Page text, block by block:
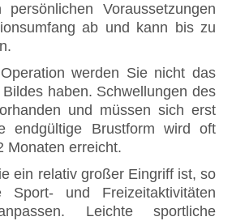
Voraussetzungen
ab und kann bis zu
werden Sie nicht das
haben. Schwellungen des
und müssen sich erst
endgültige Brustform wird oft
Monaten erreicht.
ein relativ großer Eingriff ist, so
und Freizeitaktivitäten
Leichte sportliche